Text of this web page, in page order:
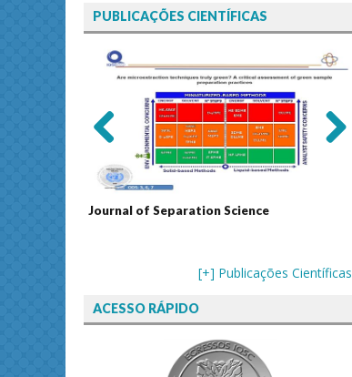
PUBLICAÇÕES CIENTÍFICAS
Journal of Separation Science
Previ
ous
[+] Publicações Científicas
ACESSO RÁPIDO